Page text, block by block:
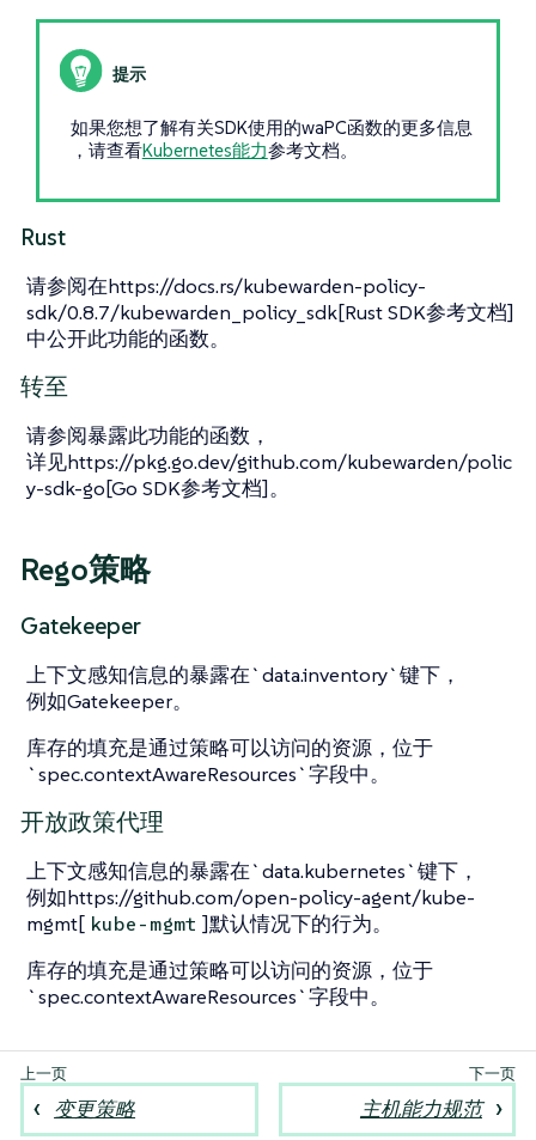
如果您想了解有关SDK使用的waPC函数的更多信息
，请查看Kubernetes能力参考文档。
Rust
请参阅在https://docs.rs/kubewarden-policy-
sdk/0.8.7/kubewarden_policy_sdk[Rust SDK参考文档]
中公开此功能的函数。
转至
请参阅暴露此功能的函数，
详见https://pkg.go.dev/github.com/kubewarden/polic
y-sdk-go[Go SDK参考文档]。
Rego策略
Gatekeeper
上下文感知信息的暴露在`data.inventory`键下，
例如Gatekeeper。
库存的填充是通过策略可以访问的资源，位于
`spec.contextAwareResources`字段中。
开放政策代理
上下文感知信息的暴露在`data.kubernetes`键下，
例如https://github.com/open-policy-agent/kube-
mgmt[ kube-mgmt ]默认情况下的行为。
库存的填充是通过策略可以访问的资源，位于
`spec.contextAwareResources`字段中。
变更策略 主机能力规范